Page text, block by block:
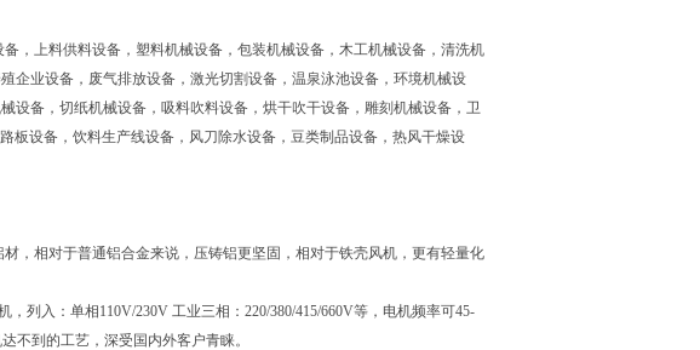
，上料供料设备，塑料机械设备，包装机械设备，木工机械设备，清洗机
企业设备，废气排放设备，激光切割设备，温泉泳池设备，环境机械设
设备，切纸机械设备，吸料吹料设备，烘干吹干设备，雕刻机械设备，卫
板设备，饮料生产线设备，风刀除水设备，豆类制品设备，热风干燥设
，相对于普通铝合金来说，压铸铝更坚固，相对于铁壳风机，更有轻量化
列入：单相110V/230V 工业三相：220/380/415/660V等，电机频率可45-
不到的工艺，深受国内外客户青睐。